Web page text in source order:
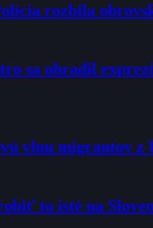
rozbila
sa ohradil
vlnu migrantov
to isté na